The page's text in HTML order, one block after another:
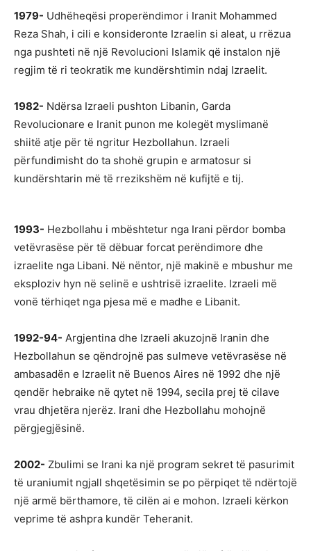
1979- Udhëheqësi properëndimor i Iranit Mohammed
Reza Shah, i cili e konsideronte Izraelin si aleat, u rrëzua
nga pushteti në një Revolucioni Islamik që instalon një
regjim të ri teokratik me kundërshtimin ndaj Izraelit.
1982- Ndërsa Izraeli pushton Libanin, Garda
Revolucionare e Iranit punon me kolegët myslimanë
shiitë atje për të ngritur Hezbollahun. Izraeli
përfundimisht do ta shohë grupin e armatosur si
kundërshtarin më të rrezikshëm në kufijtë e tij.
1993- Hezbollahu i mbështetur nga Irani përdor bomba
vetëvrasëse për të dëbuar forcat perëndimore dhe
izraelite nga Libani. Në nëntor, një makinë e mbushur me
eksploziv hyn në selinë e ushtrisë izraelite. Izraeli më
vonë tërhiqet nga pjesa më e madhe e Libanit.
1992-94- Argjentina dhe Izraeli akuzojnë Iranin dhe
Hezbollahun se qëndrojnë pas sulmeve vetëvrasëse në
ambasadën e Izraelit në Buenos Aires në 1992 dhe një
qendër hebraike në qytet në 1994, secila prej të cilave
vrau dhjetëra njerëz. Irani dhe Hezbollahu mohojnë
përgjegjësinë.
2002- Zbulimi se Irani ka një program sekret të pasurimit
të uraniumit ngjall shqetësimin se po përpiqet të ndërtojë
një armë bërthamore, të cilën ai e mohon. Izraeli kërkon
veprime të ashpra kundër Teheranit.